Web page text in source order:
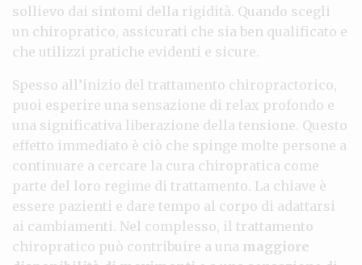
sollievo dai sintomi della rigidità. Quando scegli
un chiropratico, assicurati che sia ben qualificato e
che utilizzi pratiche evidenti e sicure.
Spesso all’inizio del trattamento chiropractorico,
puoi esperire una sensazione di relax profondo e
una significativa liberazione della tensione. Questo
effetto immediato è ciò che spinge molte persone a
continuare a cercare la cura chiropratica come
parte del loro regime di trattamento. La chiave è
essere pazienti e dare tempo al corpo di adattarsi
ai cambiamenti. Nel complesso, il trattamento
chiropratico può contribuire a una maggiore